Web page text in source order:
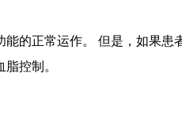
的正常运作。 但是，如果
控制。